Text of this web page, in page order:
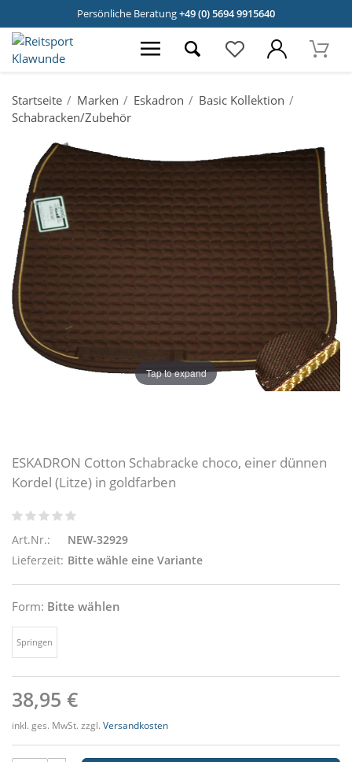
Persönliche Beratung+49 (0) 5694 9915640
Startseite Marken Eskadron
Basic Kollektion
Schabracken/Zubehör
Tap to expand
ESKADRON Cotton Schabracke choco, einer dünnen
Kordel (Litze) in goldfarben
Art.Nr.:
NEW-32929
Lieferzeit: Bitte wähle eine Variante
Form: Bitte wählen
Springen
38,95 €
inkl. ges. MwSt. zzgl. Versandkosten